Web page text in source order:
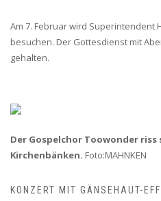
Am 7. Februar wird Superintendent
besuchen. Der Gottesdienst mit
gehalten.
Der Gospelchor Toowonder riss
Kirchenbänken. Foto:MAHNKEN
KONZERT MIT GÄNSEHAUT-